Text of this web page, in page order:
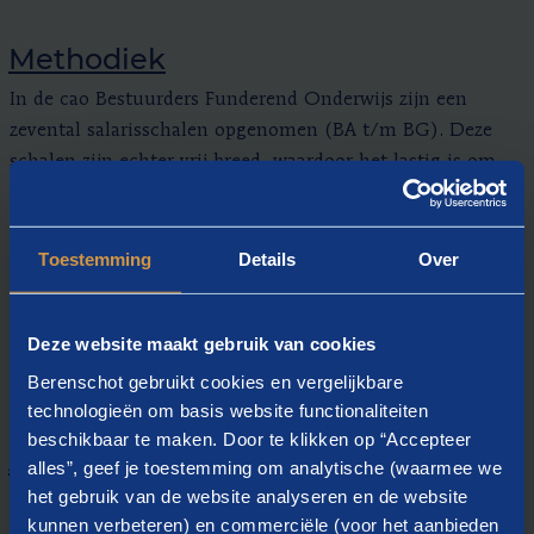
Toestemming Details Over
Deze website maakt gebruik van cookies
Berenschot gebruikt cookies en vergelijkbare
technologieën om basis website functionaliteiten
beschikbaar te maken. Door te klikken op “Accepteer
alles”, geef je toestemming om analytische (waarmee we
het gebruik van de website analyseren en de website
kunnen verbeteren) en commerciële (voor het aanbieden
Methodiek
In de cao Bestuurders Funderend Onderwijs zijn een
zevental salarisschalen opgenomen (BA t/m BG). Deze
schalen zijn echter vrij breed, waardoor het lastig is om
tot een passende beloning te komen. Daarom heeft
Berenschot op basis van zijn onderwijs-expertise en
gesprekken met verschillende stakeholders aanvullende
criteria opgesteld om tot een nadere inschaling binnen
salarisschalen gezien de breedte van de beloningsniveaus
in vier gelijke kwartielen opgedeeld.
Aanpak
In de aanpak hanteren wij de volgende uitgangspunten: